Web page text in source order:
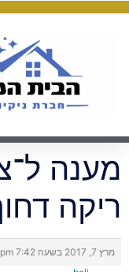
מענה
ריקה
מרץ 7, 2017 בשעה 7:42 pm